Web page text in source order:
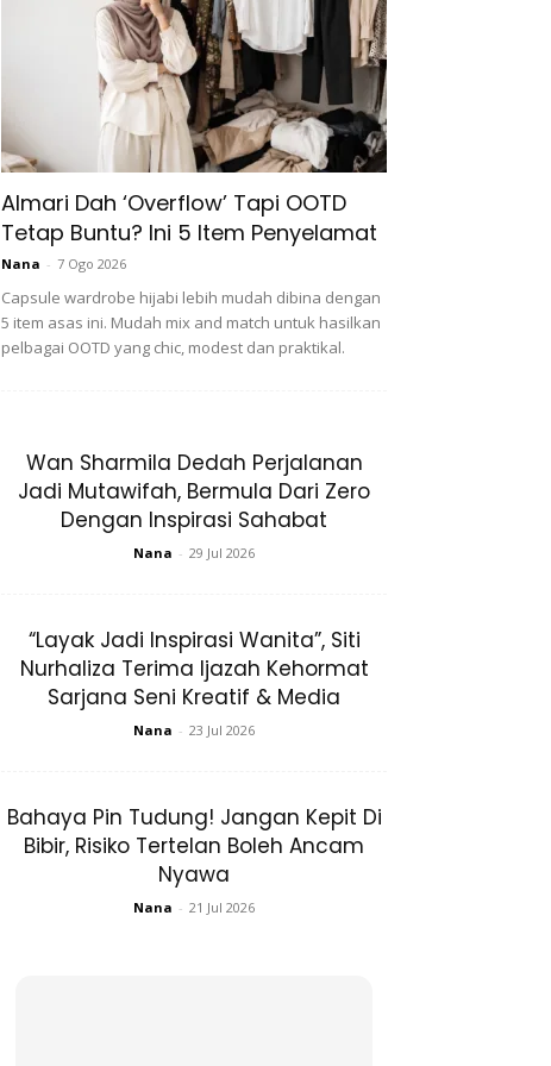
Almari Dah ‘Overflow’ Tapi OOTD
Tetap Buntu? Ini 5 Item Penyelamat
Nana - 7 Ogo 2026
Capsule wardrobe hijabi lebih mudah dibina dengan
5 item asas ini. Mudah mix and match untuk hasilkan
pelbagai OOTD yang chic, modest dan praktikal.
Wan Sharmila Dedah Perjalanan
Jadi Mutawifah, Bermula Dari Zero
Dengan Inspirasi Sahabat
Nana - 29 Jul 2026
“Layak Jadi Inspirasi Wanita”, Siti
Nurhaliza Terima Ijazah Kehormat
Sarjana Seni Kreatif & Media
Nana - 23 Jul 2026
Bahaya Pin Tudung! Jangan Kepit Di
Bibir, Risiko Tertelan Boleh Ancam
Nyawa
Nana - 21 Jul 2026